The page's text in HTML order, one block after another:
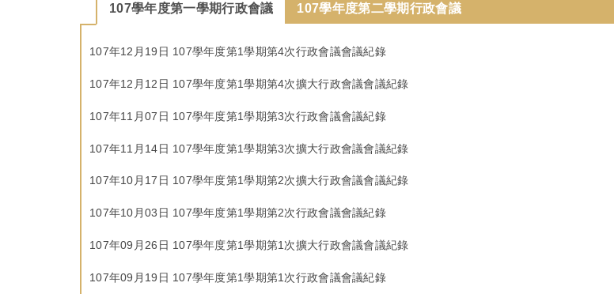
107學年度第一學期行政會議 107學年度第二學期行政會議
107年12月19日 107學年度第1學期第4次行政會議會議紀錄
107年12月12日 107學年度第1學期第4次擴大行政會議會議紀錄
107年11月07日 107學年度第1學期第3次行政會議會議紀錄
107年11月14日 107學年度第1學期第3次擴大行政會議會議紀錄
107年10月17日 107學年度第1學期第2次擴大行政會議會議紀錄
107年10月03日 107學年度第1學期第2次行政會議會議紀錄
107年09月26日 107學年度第1學期第1次擴大行政會議會議紀錄
107年09月19日 107學年度第1學期第1次行政會議會議紀錄